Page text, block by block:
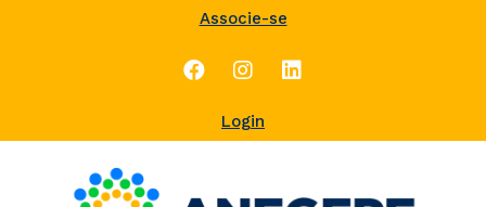
Associe-se
Login